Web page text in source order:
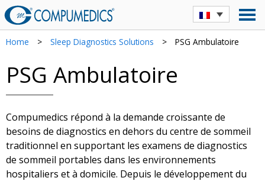
Home > Sleep Diagnostics Solutions > PSG Ambulatoire
PSG Ambulatoire
Compumedics répond à la demande croissante de
besoins de diagnostics en dehors du centre de sommeil
traditionnel en supportant les examens de diagnostics
de sommeil portables dans les environnements
hospitaliers et à domicile. Depuis le développement du